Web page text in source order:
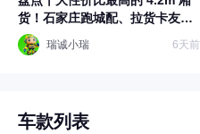
货！石家庄跑城配、拉货卡友参
考
瑞诚小瑞 6天前
车款列表